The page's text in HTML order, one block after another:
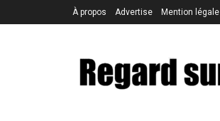
À propos Advertise Mention légale